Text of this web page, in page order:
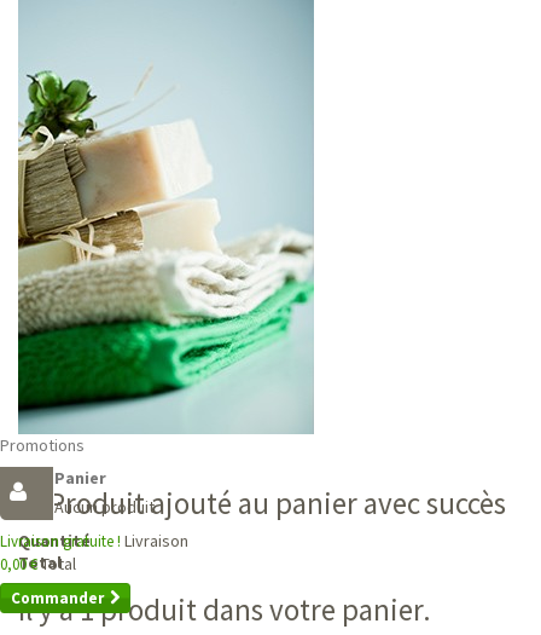
Promotions
Panier
Aucun produit
Livraison gratuite ! Livraison
0,00 €Total
Commander
Produit ajouté au panier avec succès
Quantité
Total
Il y a 1 produit dans votre panier.